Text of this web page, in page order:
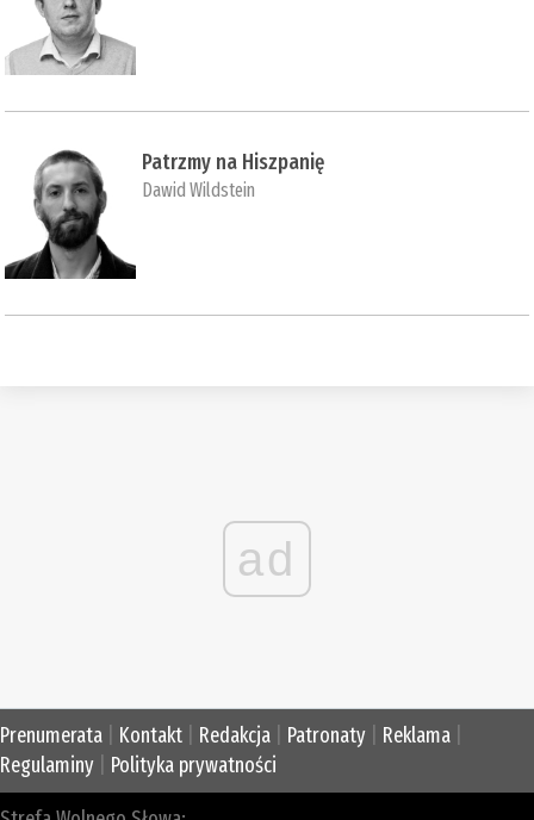
Patrzmy na Hiszpanię
Dawid Wildstein
ad
Prenumerata Kontakt Redakcja Patronaty Reklama
Regulaminy
Polityka prywatności